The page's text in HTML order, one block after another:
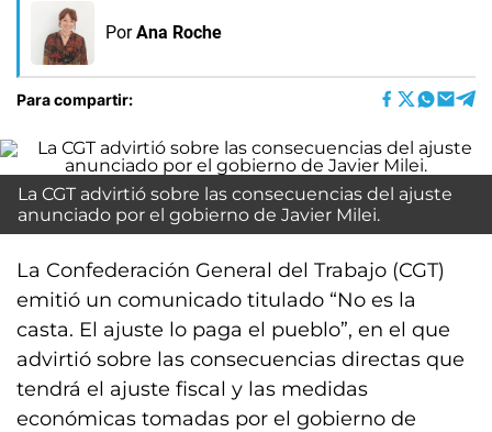
Por Ana Roche
Para compartir:
La CGT advirtió sobre las consecuencias del ajuste
anunciado por el gobierno de Javier Milei.
La Confederación General del Trabajo (CGT)
emitió un comunicado titulado “No es la
casta. El ajuste lo paga el pueblo”, en el que
advirtió sobre las consecuencias directas que
tendrá el ajuste fiscal y las medidas
económicas tomadas por el gobierno de